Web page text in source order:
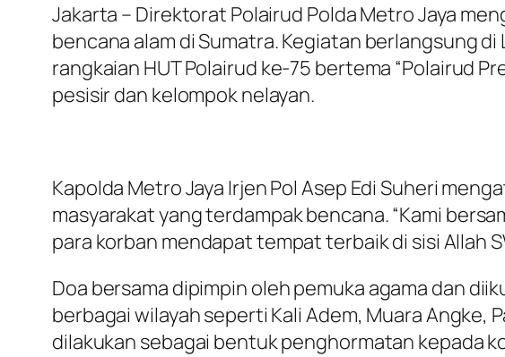
Jakarta – Direktorat Polairud Polda Metro Jaya
bencana alam di Sumatra. Kegiatan berlangsung
rangkaian HUT Polairud ke-75 bertema “Polairud
pesisir dan kelompok nelayan.
Kapolda Metro Jaya Irjen Pol Asep Edi Suheri
masyarakat yang terdampak bencana. “Kami
para korban mendapat tempat terbaik di sisi Allah
Doa bersama dipimpin oleh pemuka agama dan
berbagai wilayah seperti Kali Adem, Muara Angke,
dilakukan sebagai bentuk penghormatan kepada